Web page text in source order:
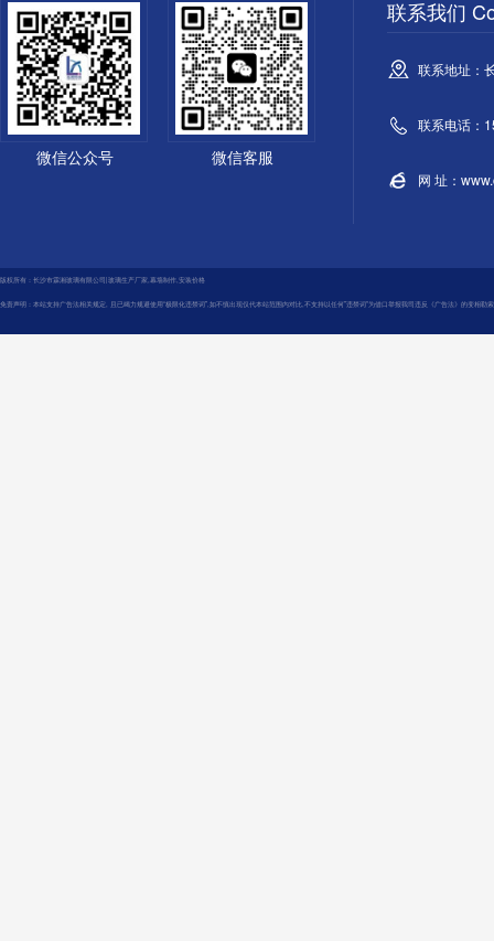
微信公众号 微信客服
联系我们
联系地址：
联系电话：
网 址：
版权所有：长沙市霖湘玻璃有限公司|玻璃生产厂家,幕墙制作,安装价格
免责声明：本站支持广告法相关规定, 且已竭力规避使用“极限化违禁词",如不慎出现仅代本站范围内对比,不支持以任何"违禁词”为借口举报我司违反《广告法》的变相勒